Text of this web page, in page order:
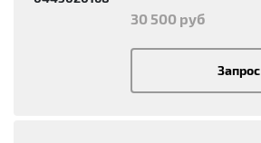
30 500 руб
Запрос